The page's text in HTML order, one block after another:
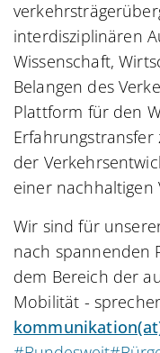
interdisziplinären
Wissenschaft,
Belangen des
Plattform für den
Erfahrungstransfer
der
einer nachhaltigen
Wir sind für
nach spannenden
dem Bereich der
Mobilität -